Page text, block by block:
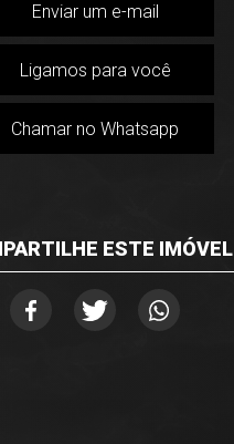
Enviar um e-mail
Ligamos para você
Chamar no Whatsapp
ESTE IMÓVEL